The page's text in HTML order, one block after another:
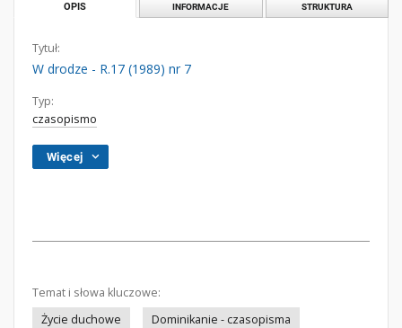
OPIS INFORMACJE STRUKTURA
Tytuł:
W drodze - R.17 (1989) nr 7
Typ:
czasopismo
Więcej
Temat i słowa kluczowe:
Życie duchowe
Dominikanie - czasopisma